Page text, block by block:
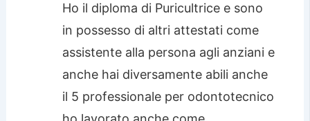
Ho il diploma di Puricultrice e sono
in possesso di altri attestati come
assistente alla persona agli anziani e
anche hai diversamente abili anche
il 5 professionale per odontotecnico